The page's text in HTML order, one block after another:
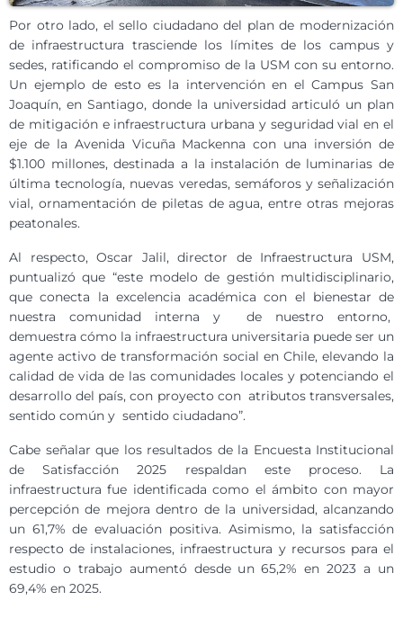
Por otro lado, el sello ciudadano del plan de modernización
de infraestructura trasciende los límites de los campus y
sedes, ratificando el compromiso de la USM con su entorno.
Un ejemplo de esto es la intervención en el Campus San
Joaquín, en Santiago, donde la universidad articuló un plan
de mitigación e infraestructura urbana y seguridad vial en el
eje de la Avenida Vicuña Mackenna con una inversión de
$1.100 millones, destinada a la instalación de luminarias de
última tecnología, nuevas veredas, semáforos y señalización
vial, ornamentación de piletas de agua, entre otras mejoras
peatonales.
Al respecto, Oscar Jalil, director de Infraestructura USM,
puntualizó que “este modelo de gestión multidisciplinario,
que conecta la excelencia académica con el bienestar de
nuestra comunidad interna y de nuestro entorno,
demuestra cómo la infraestructura universitaria puede ser un
agente activo de transformación social en Chile, elevando la
calidad de vida de las comunidades locales y potenciando el
desarrollo del país, con proyecto con atributos transversales,
sentido común y sentido ciudadano”.
Cabe señalar que los resultados de la Encuesta Institucional
de Satisfacción 2025 respaldan este proceso. La
infraestructura fue identificada como el ámbito con mayor
percepción de mejora dentro de la universidad, alcanzando
un 61,7% de evaluación positiva. Asimismo, la satisfacción
respecto de instalaciones, infraestructura y recursos para el
estudio o trabajo aumentó desde un 65,2% en 2023 a un
69,4% en 2025.